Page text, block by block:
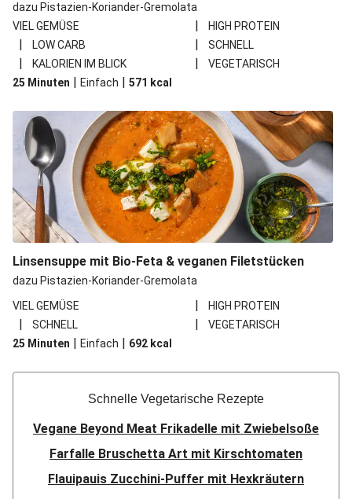
dazu Pistazien-Koriander-Gremolata
VIEL GEMÜSE
| HIGH PROTEIN
| LOW CARB | SCHNELL
| KALORIEN IM BLICK |
VEGETARISCH
25 Minuten | Einfach | 571 kcal
Linsensuppe mit Bio-Feta & veganen Filetstücken
dazu Pistazien-Koriander-Gremolata
VIEL GEMÜSE
| HIGH PROTEIN
| SCHNELL |
VEGETARISCH
25 Minuten | Einfach | 692 kcal
Schnelle Vegetarische Rezepte
Vegane Beyond Meat Frikadelle mit Zwiebelsoße
Farfalle Bruschetta Art mit Kirschtomaten
Flauipauis Zucchini-Puffer mit Hexkräutern